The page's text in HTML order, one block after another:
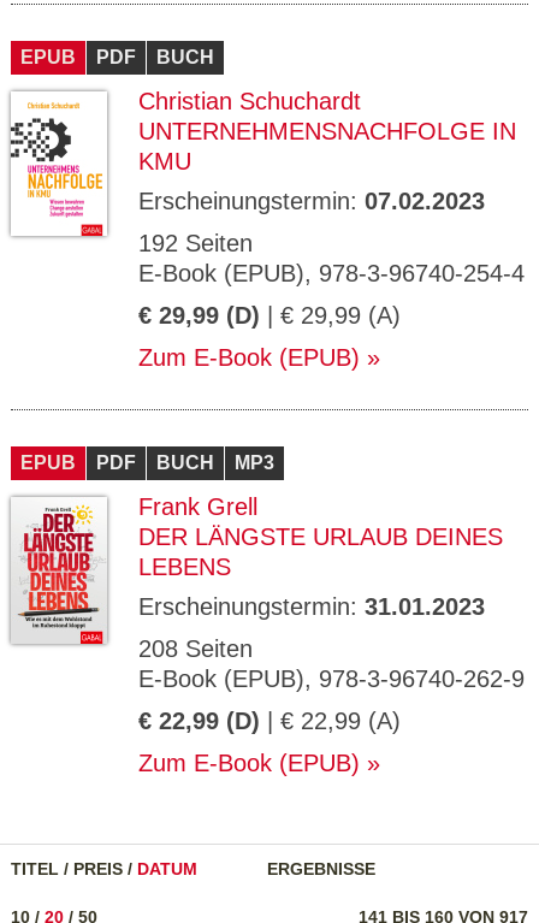
EPUB PDF BUCH
Christian Schuchardt
UNTERNEHMENSNACHFOLGE IN
KMU
Erscheinungstermin: 07.02.2023
192 Seiten
E-Book (EPUB), 978-3-96740-254-4
€ 29,99 (D) | € 29,99 (A)
Zum E-Book (EPUB)
EPUB PDF BUCH MP3
Frank Grell
DER LÄNGSTE URLAUB DEINES
LEBENS
Erscheinungstermin: 31.01.2023
208 Seiten
E-Book (EPUB), 978-3-96740-262-9
€ 22,99 (D) | € 22,99 (A)
Zum E-Book (EPUB)
TITEL / PREIS / DATUM ERGEBNISSE
141 BIS 160 VON 917
10 / 20 / 50